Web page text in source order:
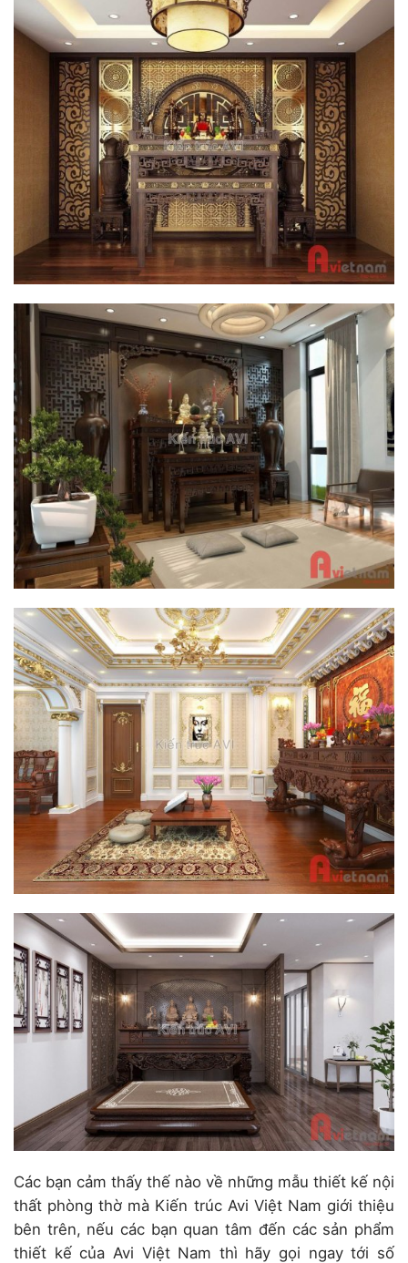
Các bạn cảm thấy thế nào về những mẫu thiết kế nội
thất phòng thờ mà Kiến trúc Avi Việt Nam giới thiệu
bên trên, nếu các bạn quan tâm đến các sản phẩm
thiết kế của Avi Việt Nam thì hãy gọi ngay tới số